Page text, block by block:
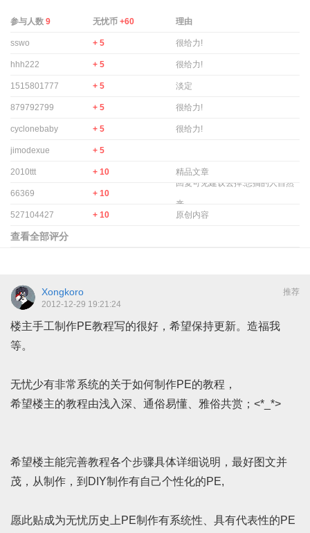
参与人数 9 无忧币+60 理由
sswo + 5 很给力!
hhh222 + 5 很给力!
1515801777 + 5 淡定
879792799 + 5 很给力!
cyclonebaby + 5 很给力!
jimodexue + 5
2010ttt + 10 精品文章
66369 + 10
回复可见建议去掉.想搞的人自然
来.
527104427
+ 10 原创内容
查看全部评分
推荐
Xongkoro
2012-12-29 19:21:24
楼主手工制作PE教程写的很好，希望保持更新。造福我
等。
无忧少有非常系统的关于如何制作PE的教程，
希望楼主的教程由浅入深、通俗易懂、雅俗共赏；<*_*>
希望楼主能完善教程各个步骤具体详细说明，最好图文并
茂，从制作，到DIY制作有自己个性化的PE,
愿此贴成为无忧历史上PE制作有系统性、具有代表性的PE